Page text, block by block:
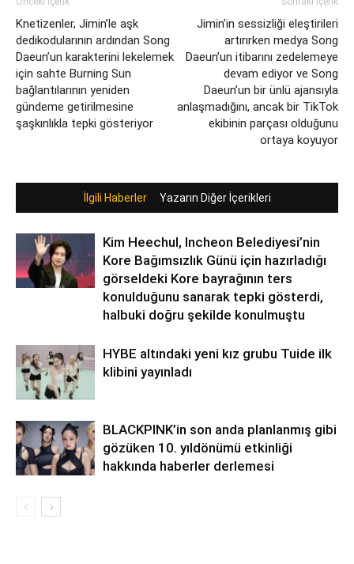
Knetizenler, Jimin’le aşk
dedikodularının ardından Song
Daeun’un karakterini lekelemek
için sahte Burning Sun
bağlantılarının yeniden
gündeme getirilmesine
şaşkınlıkla tepki gösteriyor
Jimin’in sessizliği eleştirileri
artırırken medya Song
Daeun’un itibarını zedelemeye
devam ediyor ve Song
Daeun’un bir ünlü ajansıyla
anlaşmadığını, ancak bir TikTok
ekibinin parçası olduğunu
ortaya koyuyor
İlgili Haberler Yazarın Diğer İçerikleri
Kim Heechul, Incheon Belediyesi’nin
Kore Bağımsızlık Günü için hazırladığı
görseldeki Kore bayrağının ters
konulduğunu sanarak tepki gösterdi,
halbuki doğru şekilde konulmuştu
HYBE altındaki yeni kız grubu Tuide ilk
klibini yayınladı
BLACKPINK’in son anda planlanmış gibi
gözüken 10. yıldönümü etkinliği
hakkında haberler derlemesi